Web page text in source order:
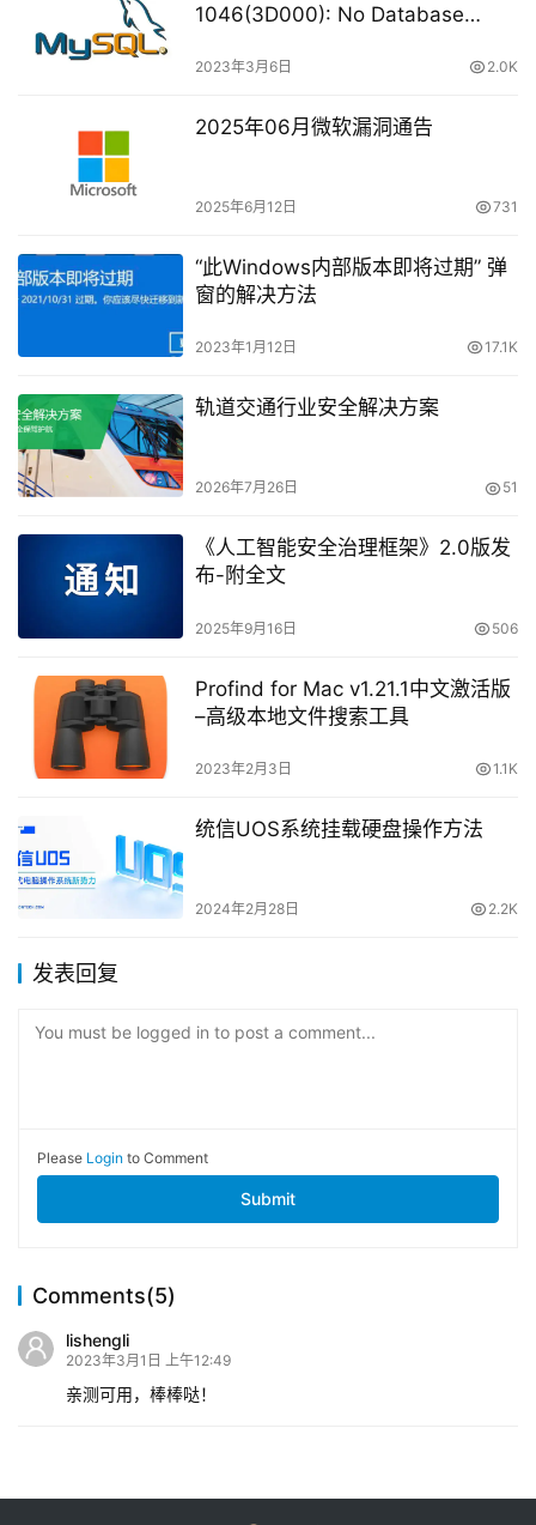
1046(3D000): No Database
2023年3月6日 2.0K
2025年06月微软漏洞通告
2025年6月12日 731
“此Windows内部版本即将过期” 弹
窗的解决方法
2023年1月12日 17.1K
轨道交通行业安全解决方案
2026年7月26日 51
《人工智能安全治理框架》2.0版发
布-附全文
2025年9月16日 506
Profind for Mac v1.21.1中文激活版
–高级本地文件搜索工具
2023年2月3日 1.1K
统信UOS系统挂载硬盘操作方法
2024年2月28日 2.2K
发表回复
You must be logged in to post a comment...
Please Login to Comment
Submit
Comments(5)
lishengli
2023年3月1日 上午12:49
亲测可用，棒棒哒！